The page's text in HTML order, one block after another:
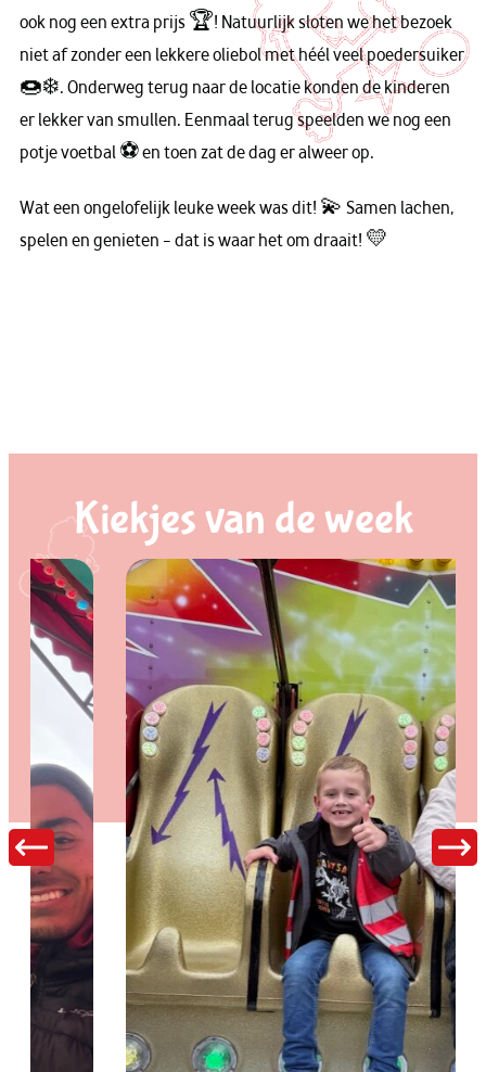
ook nog een extra prijs 🏆! Natuurlijk sloten we het bezoek
niet af zonder een lekkere oliebol met héél veel poedersuiker
🍩❄️. Onderweg terug naar de locatie konden de kinderen
er lekker van smullen. Eenmaal terug speelden we nog een
potje voetbal ⚽️ en toen zat de dag er alweer op.
Wat een ongelofelijk leuke week was dit! 💫 Samen lachen,
spelen en genieten – dat is waar het om draait! 💛
Kiekjes van de week